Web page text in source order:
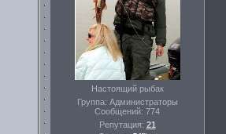
Настоящий рыбак
Группа: Администраторы
Сообщений: 774
Репутация: 21